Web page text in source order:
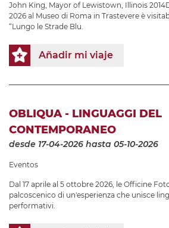
John King, Mayor of Lewistown, Illinois
2026 al Museo di Roma in Trastevere è
“Lungo le Strade Blu.
Añadir mi viaje
OBLIQUA - LINGUAGGI DEL
CONTEMPORANEO
desde 17-04-2026 hasta 05-10-2026
Eventos
Dal 17 aprile al 5 ottobre 2026, le Officine
palcoscenico di un'esperienza che unisce
performativi.